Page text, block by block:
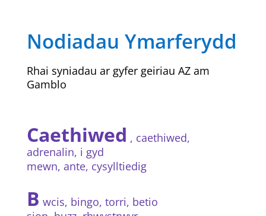
Nodiadau Ymarferydd
Rhai syniadau ar gyfer geiriau AZ am
Gamblo
Caethiwed , caethiwed,
adrenalin, i gyd
mewn, ante, cysylltiedig
B wcis, bingo, torri, betio